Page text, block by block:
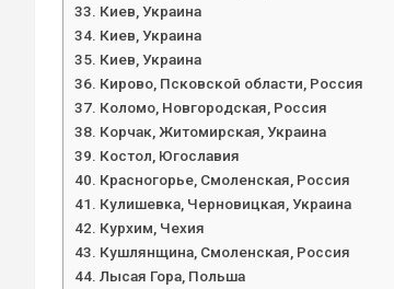
Киев, Украина
Киев, Украина
Киев, Украина
Кирово, Псковской области, Россия
Коломо, Новгородская, Россия
Корчак, Житомирская, Украина
Костол, Югославия
Красногорье, Смоленская, Россия
Кулишевка, Черновицкая, Украина
Курхим, Чехия
Кушлянщина, Смоленская, Россия
Лысая Гора, Польша